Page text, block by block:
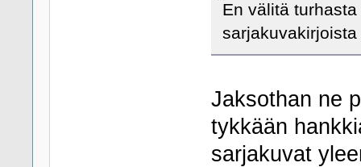
En välitä
Jaksothan ne
tykkään
sarjakuvat